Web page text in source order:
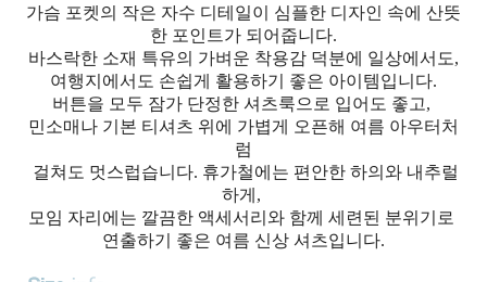
가슴 포켓의 작은 자수 디테일이 심플한 디자인 속에 산뜻
한 포인트가 되어줍니다.
바스락한 소재 특유의 가벼운 착용감 덕분에 일상에서도,
여행지에서도 손쉽게 활용하기 좋은 아이템입니다.
버튼을 모두 잠가 단정한 셔츠룩으로 입어도 좋고,
민소매나 기본 티셔츠 위에 가볍게 오픈해 여름 아우터처
럼
걸쳐도 멋스럽습니다. 휴가철에는 편안한 하의와 내추럴
하게,
모임 자리에는 깔끔한 액세서리와 함께 세련된 분위기로
연출하기 좋은 여름 신상 셔츠입니다.